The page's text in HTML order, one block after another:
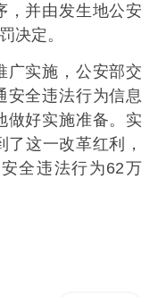
，并由发生地公安
决定。
实施，公安部交
安全违法行为信息
做好实施准备。实
这一改革红利，
全违法行为62万